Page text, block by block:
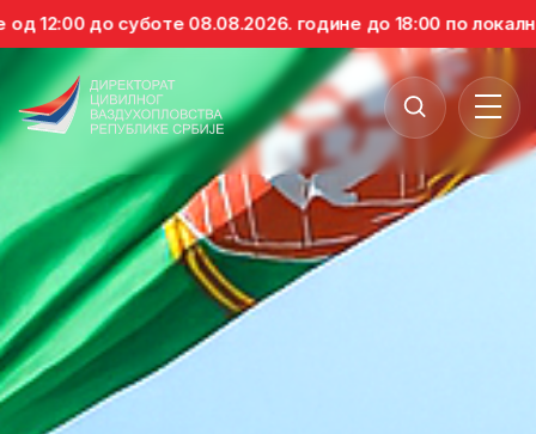
суботе 08.08.2026. године до 18:00 по локалном